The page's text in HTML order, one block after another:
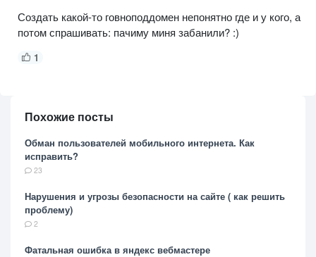
Создать какой-то говноподдомен непонятно где и у кого, а
потом спрашивать: пачиму миня забанили? :)
1
Похожие посты
Обман пользователей мобильного интернета. Как
исправить?
23
Нарушения и угрозы безопасности на сайте ( как решить
проблему)
2
Фатальная ошибка в яндекс вебмастере